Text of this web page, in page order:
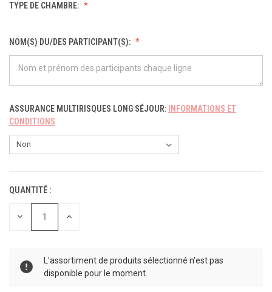
TYPE DE CHAMBRE:
NOM(S) DU/DES PARTICIPANT(S):
ASSURANCE MULTIRISQUES LONG SÉJOUR: INFORMATIONS ET
CONDITIONS
STOCK
ACTUEL :
QUANTITÉ :
DIMINUER
QUANTITÉ
AUGMENTER
L'assortiment de produits sélectionné n'est pas
disponible pour le moment.